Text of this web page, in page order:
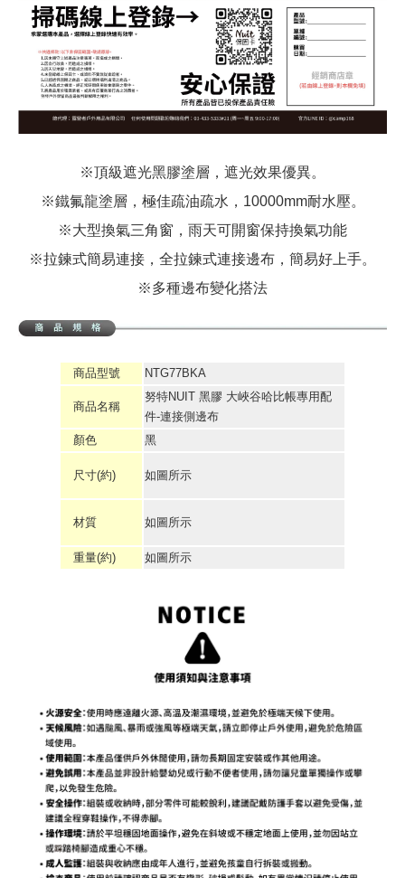
※頂級遮光黑膠塗層，遮光效果優異。
※鐵氟龍塗層，極佳疏油疏水，10000mm耐水壓。
※大型換氣三角窗，雨天可開窗保持換氣功能
※拉鍊式簡易連接，全拉鍊式連接邊布，簡易好上手。
※多種邊布變化搭法
商品型號 NTG77BKA
商品名稱
努特NUIT 黑膠 大峽谷哈比帳專用配
件-連接側邊布
顏色
黑
尺寸(約) 如圖所示
材質 如圖所示
重量(約) 如圖所示